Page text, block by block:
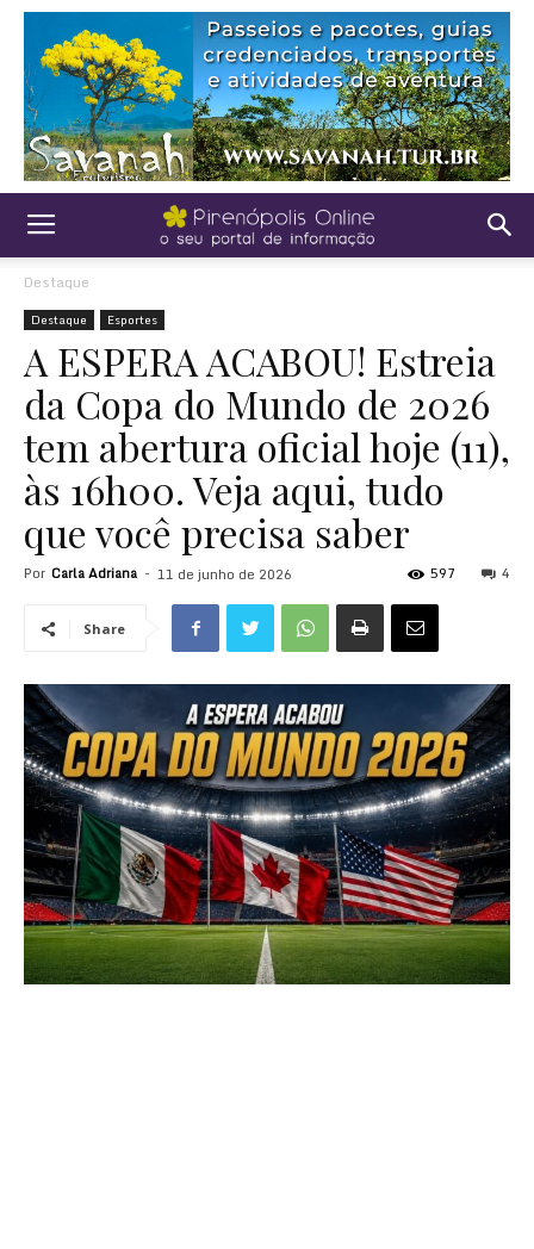
Destaque
Destaque Esportes
A ESPERA ACABOU! Estreia
da Copa do Mundo de 2026
tem abertura oficial hoje (11),
às 16h00. Veja aqui, tudo
que você precisa saber
Por Carla Adriana - 11 de junho de 2026 4
597
Share